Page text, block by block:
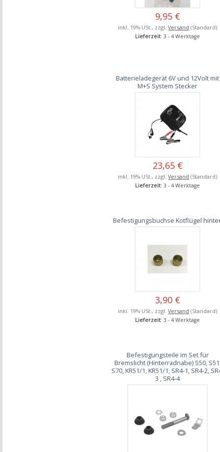
9,95 €
inkl. 19% USt., zzgl.Versand (Standard)
Lieferzeit: 3 - 4 Werktage
Batterieladegerät 6V und 12Volt mit
M+S System Stecker
23,65 €
inkl. 19% USt., zzgl.Versand (Standard)
Lieferzeit: 3 - 4 Werktage
Befestigungsbuchse Kotflügel
3,90 €
inkl. 19% USt., zzgl.Versand (Standard)
Lieferzeit: 3 - 4 Werktage
Befestigungsteile im Set für
Bremslicht (Hinterradnabe) S50,
S70, KR51/1, KR51/1, SR4-1, SR4-2,
3 , SR4-4